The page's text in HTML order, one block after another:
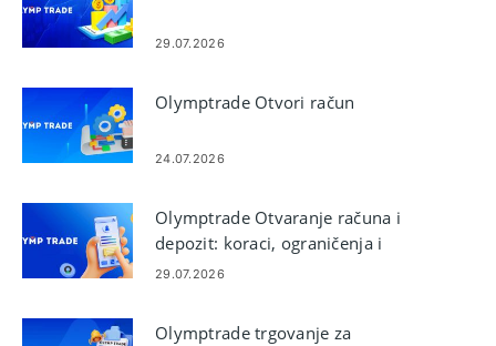
29.07.2026
Olymptrade Otvori račun
24.07.2026
Olymptrade Otvaranje računa i
depozit: koraci, ograničenja i
metode
29.07.2026
Olymptrade trgovanje za